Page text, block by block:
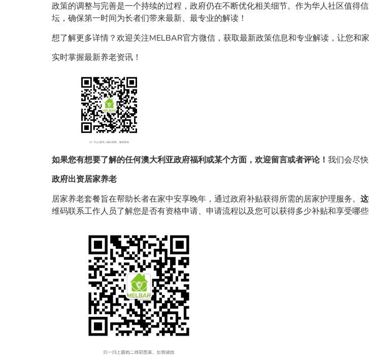
政策的调整与完善是一个持续的过程，政府仍在不断优化相关细节。作为华人社区值得
坛，确保第一时间为长者们带来最新、最专业的解读！
想了解更多详情？欢迎关注MELBAR官方微信，获取最新政策信息和专业解读，让您和
实时掌握最新养老资讯！
如果您有想要了解的任何澳大利亚政府福利或某个方面，欢迎留言或者评论！ 我们会尽
政府出资居家养老
居家养老套餐旨在帮助长者在家中安享晚年，通过政府补贴获得所需的居家护理服务。
维码联系工作人员了解您是否有资格申请、申请流程以及您可以获得多少补贴和享受哪些